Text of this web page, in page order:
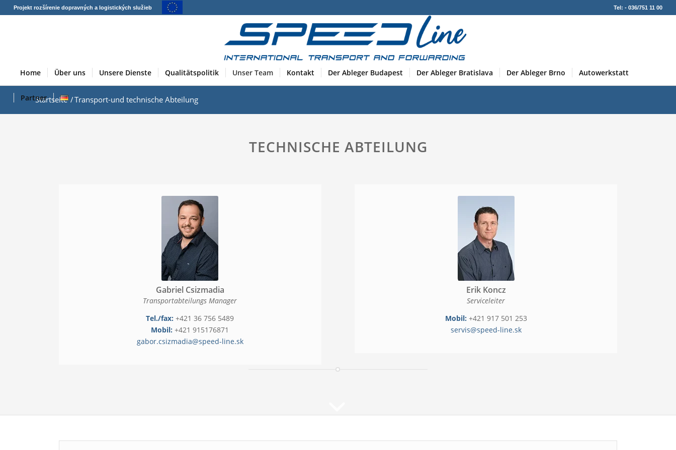
Projekt rozšírenie dopravných a logistických služieb Tel: - 036/751 11 00
Home Über uns Unsere Dienste Qualitätspolitik Unser Team Kontakt Der Ableger Budapest Der Ableger Bratislava Der Ableger Brno Autowerkstatt
PartnerStartseite /Transport-und technische Abteilung
TECHNISCHE ABTEILUNG
Gabriel Csizmadia
Transportabteilungs Manager
Tel./fax: +421 36 756 5489
Mobil: +421 915176871
gabor.csizmadia@speed-line.sk
Erik Koncz
Serviceleiter
Mobil: +421 917 501 253
servis@speed-line.sk